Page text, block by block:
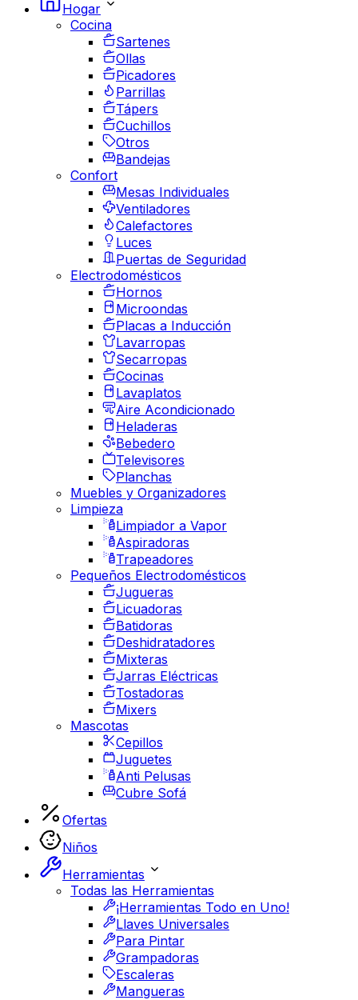
Hogar
Cocina
Sartenes
Ollas
Picadores
Parrillas
Tápers
Cuchillos
Otros
Bandejas
Confort
Mesas Individuales
Ventiladores
Calefactores
Luces
Puertas de Seguridad
Electrodomésticos
Hornos
Microondas
Placas a Inducción
Lavarropas
Secarropas
Cocinas
Lavaplatos
Aire Acondicionado
Heladeras
Bebedero
Televisores
Planchas
Muebles y Organizadores
Limpieza
Limpiador a Vapor
Aspiradoras
Trapeadores
Pequeños Electrodomésticos
Jugueras
Licuadoras
Batidoras
Deshidratadores
Mixteras
Jarras Eléctricas
Tostadoras
Mixers
Mascotas
Cepillos
Juguetes
Anti Pelusas
Cubre Sofá
Ofertas
Niños
Herramientas
Todas las Herramientas
¡Herramientas Todo en Uno!
Llaves Universales
Para Pintar
Grampadoras
Escaleras
Mangueras